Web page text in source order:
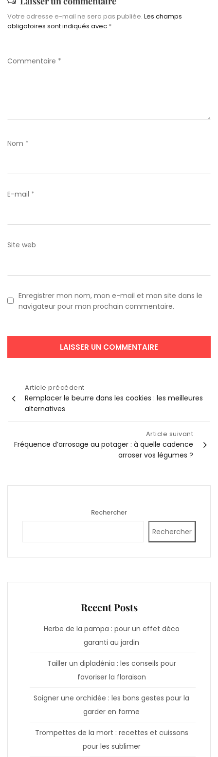
Votre adresse e-mail ne sera pas publiée. Les champs
obligatoires sont indiqués avec *
Commentaire *
Nom *
E-mail *
Site web
Enregistrer mon nom, mon e-mail et mon site dans le
navigateur pour mon prochain commentaire.
Navigation
de
l’article
Article précédent
Remplacer le beurre dans les cookies : les meilleures
alternatives
Article suivant
Fréquence d’arrosage au potager : à quelle cadence
arroser vos légumes ?
Rechercher
Rechercher
Recent Posts
Herbe de la pampa : pour un effet déco
garanti au jardin
Tailler un dipladénia : les conseils pour
favoriser la floraison
Soigner une orchidée : les bons gestes pour la
garder en forme
Trompettes de la mort : recettes et cuissons
pour les sublimer